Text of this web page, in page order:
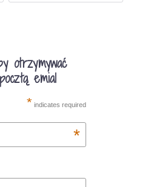
otrzymywać
emial
* indicates required
*